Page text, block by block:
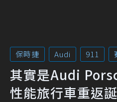
保時捷 Audi 911
其實是Audi
性能旅行車重返